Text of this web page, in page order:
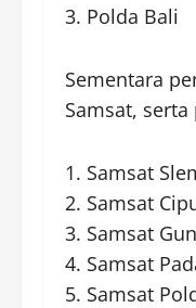
3. Polda Bali
Sementara
Samsat,
1. Samsat
2. Samsat
3. Samsat
4. Samsat
5. Samsat